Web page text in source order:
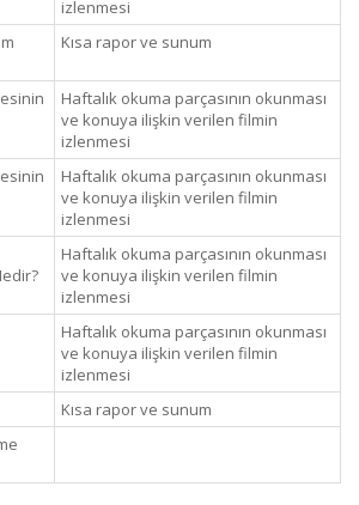
izlenmesi
Kısa rapor ve sunum
Haftalık okuma parçasının okunması
ve konuya ilişkin verilen filmin
izlenmesi
Haftalık okuma parçasının okunması
ve konuya ilişkin verilen filmin
izlenmesi
Haftalık okuma parçasının okunması
ve konuya ilişkin verilen filmin
izlenmesi
Haftalık okuma parçasının okunması
ve konuya ilişkin verilen filmin
izlenmesi
Kısa rapor ve sunum